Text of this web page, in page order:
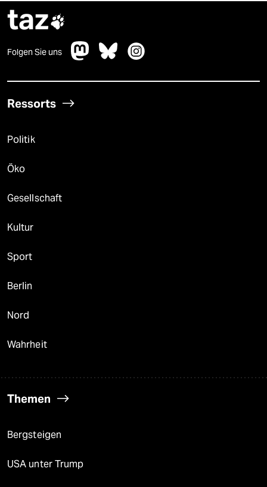
taz
Folgen Sie uns
Ressorts
Politik
Öko
Gesellschaft
Kultur
Sport
Berlin
Nord
Wahrheit
Themen
Bergsteigen
USA unter Trump